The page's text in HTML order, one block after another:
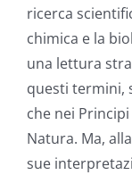
ricerca
chimica e la
una lettura
questi termini,
che nei
Natura. Ma,
sue